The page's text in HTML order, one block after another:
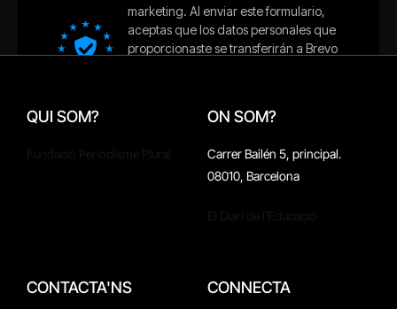
QUI SOM? ON SOM?
Carrer Bailén 5, principal.
08010, Barcelona
CONTACTA'NS CONNECTA